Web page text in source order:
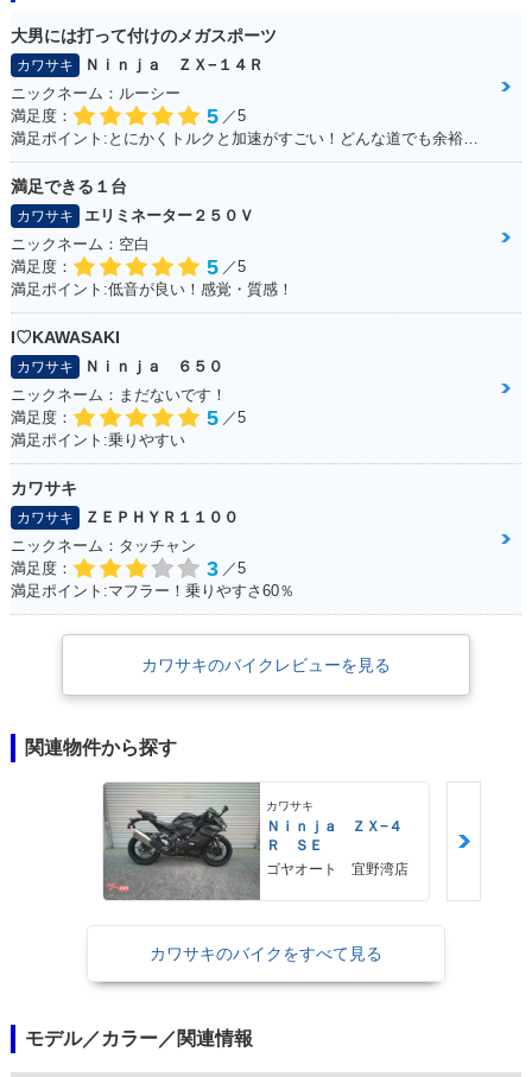
大男には打って付けのメガスポーツ
カワサキ
Ｎｉｎｊａ ＺＸ−１４Ｒ
ニックネーム：ルーシー
満足度：
5 ／5
満足ポイント:とにかくトルクと加速がすごい！どんな道でも余裕で対応。 身長が180cm以上の私にはこのサイズが一番しっくりきます。 デザインも迫力があって文句なしのバイク！これからカスタマイズしていきたいです。
満足できる１台
カワサキ
エリミネーター２５０Ｖ
ニックネーム：空白
満足度：
5 ／5
満足ポイント:低音が良い！感覚・質感！
I♡KAWASAKI
カワサキ
Ｎｉｎｊａ ６５０
ニックネーム：まだないです！
満足度：
5 ／5
満足ポイント:乗りやすい
カワサキ
カワサキ
ＺＥＰＨＹＲ１１００
ニックネーム：タッチャン
満足度：
3 ／5
満足ポイント:マフラー！乗りやすさ60％
カワサキのバイクレビューを見る
関連物件から探す
カワサキ
Ｎｉｎｊａ ＺＸ−４
Ｒ ＳＥ
ゴヤオート 宜野湾店
カワサキのバイクをすべて見る
モデル／カラー／関連情報